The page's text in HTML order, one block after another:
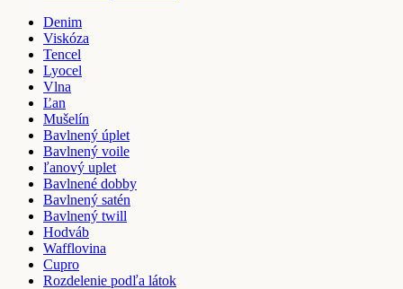
Denim
Viskóza
Tencel
Lyocel
Vlna
Ľan
Mušelín
Bavlnený úplet
Bavlnený voile
ľanový uplet
Bavlnené dobby
Bavlnený satén
Bavlnený twill
Hodváb
Wafflovina
Cupro
Rozdelenie podľa látok